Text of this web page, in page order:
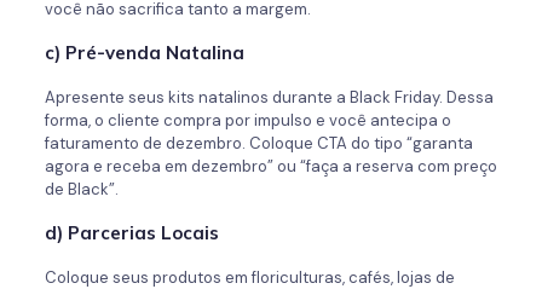
você não sacrifica tanto a margem.
c) Pré-venda Natalina
Apresente seus kits natalinos durante a Black Friday. Dessa
forma, o cliente compra por impulso e você antecipa o
faturamento de dezembro. Coloque CTA do tipo “garanta
agora e receba em dezembro” ou “faça a reserva com preço
de Black”.
d) Parcerias Locais
Coloque seus produtos em floriculturas, cafés, lojas de